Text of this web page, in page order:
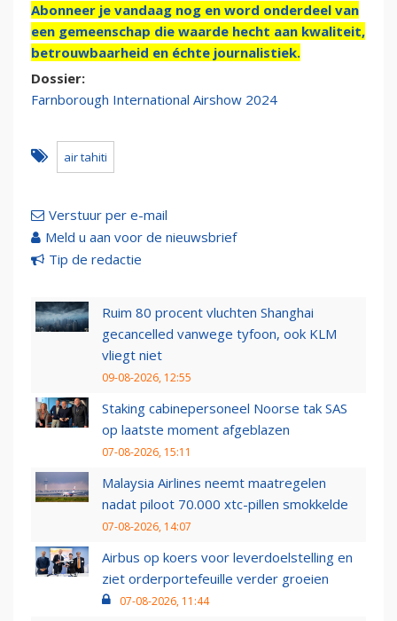
Abonneer je vandaag nog en word onderdeel van
een gemeenschap die waarde hecht aan kwaliteit,
betrouwbaarheid en échte journalistiek.
Dossier:
Farnborough International Airshow 2024
air tahiti
Verstuur per e-mail
Meld u aan voor de nieuwsbrief
Tip de redactie
Ruim 80 procent vluchten Shanghai
gecancelled vanwege tyfoon, ook KLM
vliegt niet
09-08-2026, 12:55
Staking cabinepersoneel Noorse tak SAS
op laatste moment afgeblazen
07-08-2026, 15:11
Malaysia Airlines neemt maatregelen
nadat piloot 70.000 xtc-pillen smokkelde
07-08-2026, 14:07
Airbus op koers voor leverdoelstelling en
ziet orderportefeuille verder groeien
07-08-2026, 11:44